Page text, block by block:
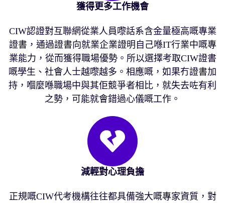
獲得更多工作機會
CIW認證對互聯網從業人員嚟話系含金量極高嘅專業
證書，通過證書向就業企業證明自己喺IT行業中嘅專
業能力，從而獲得職場優勢。所以選擇考取CIW證書
嘅學生、社會人士越嚟越多。相應嘅，如果冇證書加
持，嗰麼喺職場中與其佢競爭者相比，就失去咗有利
之勢，可能就會錯過心儀嘅工作。
減輕對心理負擔
正規嘅CIW代考機構往往都具備強大嘅專家資質，對